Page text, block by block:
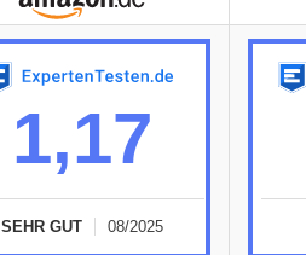
1,17
SEHR GUT 08/2025